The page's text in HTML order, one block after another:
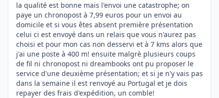
la qualité est bonne mais l'envoi une catastrophe; on
paye un chronopost à 7,99 euros pour un envoi au
domicile et si vous êtes absent première présentation
celui ci est envoyé dans un relais que vous n'aurez pas
choisi et pour mon cas non desservi et à 7 kms alors que
j'ai une poste à 400 m! ensuite malgrè plusieurs coups
de fil ni chronopost ni dreambooks ont pu proposer le
service d'une deuxième présentation; et si je n'y vais pas
dans la semaine il est renvoyé au Portugal et je dois
repayer des frais d'expédition, un comble!